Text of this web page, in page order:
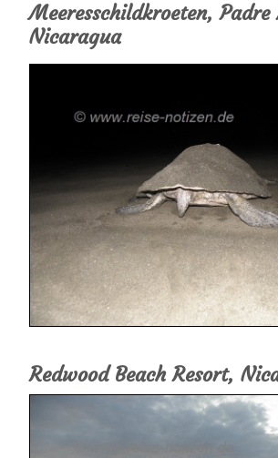
Meeresschildkroeten, Padre
Nicaragua
Redwood Beach Resort,